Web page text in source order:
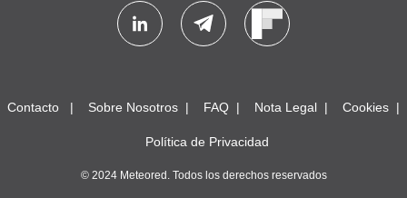
Contacto Sobre Nosotros FAQ Nota Legal Cookies
Política de Privacidad
© 2024 Meteored. Todos los derechos reservados